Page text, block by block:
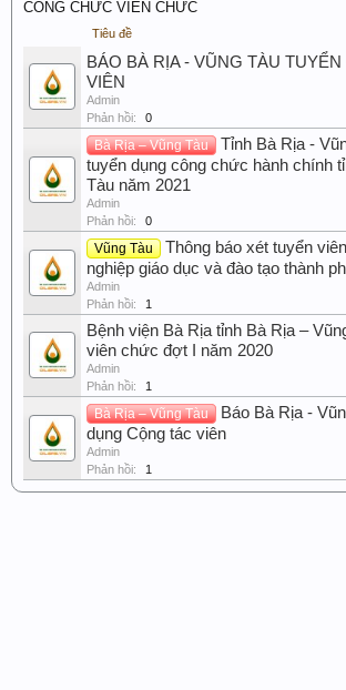
CÔNG CHỨC VIÊN CHỨC
Tiêu đề
BÁO BÀ RỊA - VŨNG TÀU
VIÊN
Admin
Phản hồi:
0
Bà Rịa – Vũng Tàu
Tỉnh Bà Rịa -
tuyển dụng công chức hành chính
Tàu năm 2021
Admin
Phản hồi:
0
Vũng Tàu
Thông báo xét tuyển
nghiệp giáo dục và đào tạo thành
Admin
Phản hồi:
1
Bệnh viện Bà Rịa tỉnh Bà Rịa –
viên chức đợt I năm 2020
Admin
Phản hồi:
1
Bà Rịa – Vũng Tàu
Báo Bà Rịa -
dụng Cộng tác viên
Admin
Phản hồi:
1